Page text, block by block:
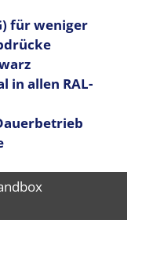
für weniger
in allen RAL-